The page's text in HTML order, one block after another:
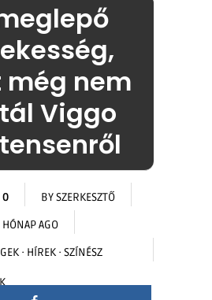
nem
Viggo
0 BYSZERKESZTŐ
AGO
· HÍREK · SZÍNÉSZ